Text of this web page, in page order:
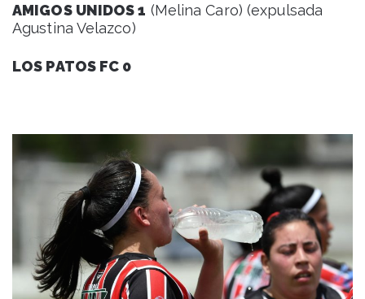
AMIGOS UNIDOS 1 (Melina Caro) (expulsada
Agustina Velazco)
LOS PATOS FC 0